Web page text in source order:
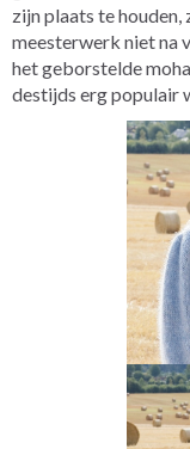
zijn plaats te
meesterwerk niet na
het geborstelde
destijds erg populair